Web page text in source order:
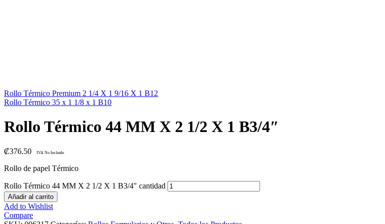
Rollo Térmico Premium 2 1/4 X 1 9/16 X 1 B12
Rollo Térmico 35 x 1 1/8 x 1 B10
Rollo Térmico 44 MM X 2 1/2 X 1 B3/4″
₡376.50 IVA No Incluido
Rollo de papel Térmico
Rollo Térmico 44 MM X 2 1/2 X 1 B3/4" cantidad
Añadir al carrito
Add to Wishlist
Compare